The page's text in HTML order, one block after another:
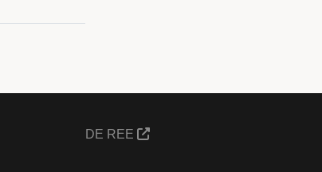
DE REE